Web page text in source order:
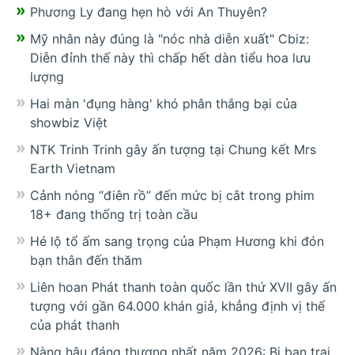
Phương Ly đang hẹn hò với An Thuyên?
Mỹ nhân này đúng là "nóc nhà diễn xuất" Cbiz:
Diễn đỉnh thế này thì chấp hết dàn tiểu hoa lưu
lượng
Hai màn 'đụng hàng' khó phân thắng bại của
showbiz Việt
NTK Trinh Trinh gây ấn tượng tại Chung kết Mrs
Earth Vietnam
Cảnh nóng “điên rồ” đến mức bị cắt trong phim
18+ đang thống trị toàn cầu
Hé lộ tổ ấm sang trọng của Phạm Hương khi đón
bạn thân đến thăm
Liên hoan Phát thanh toàn quốc lần thứ XVII gây ấn
tượng với gần 64.000 khán giả, khẳng định vị thế
của phát thanh